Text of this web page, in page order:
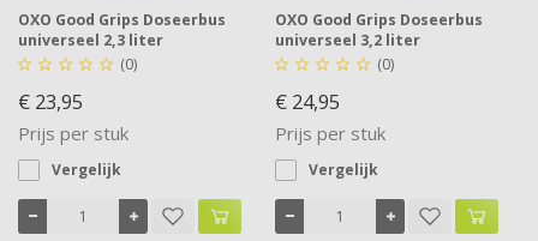
OXO Good Grips Doseerbus
universeel 2,3 liter
     (0)
€ 23,95
Prijs per stuk
Vergelijk
OXO Good Grips Doseerbus
universeel 3,2 liter
     (0)
€ 24,95
Prijs per stuk
Vergelijk